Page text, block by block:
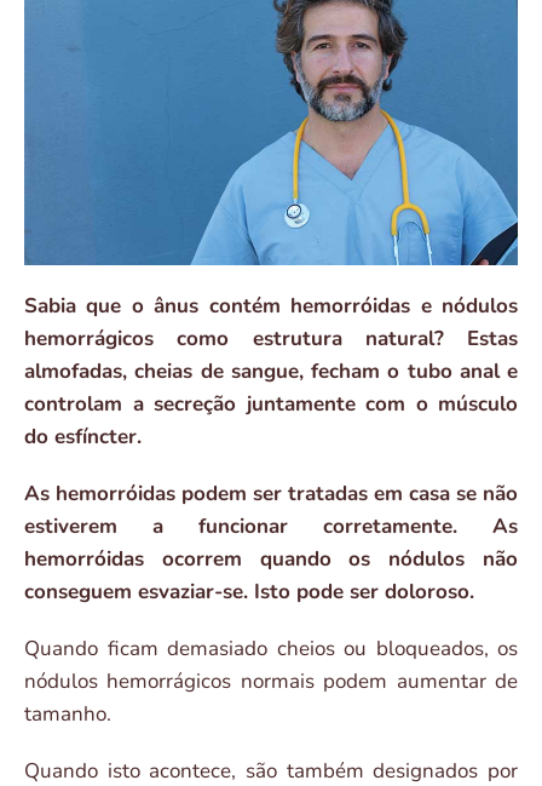
Sabia que o ânus contém hemorróidas e nódulos
hemorrágicos como estrutura natural? Estas
almofadas, cheias de sangue, fecham o tubo anal e
controlam a secreção juntamente com o músculo
do esfíncter.
As hemorróidas podem ser tratadas em casa se não
estiverem a funcionar corretamente. As
hemorróidas ocorrem quando os nódulos não
conseguem esvaziar-se. Isto pode ser doloroso.
Quando ficam demasiado cheios ou bloqueados, os
nódulos hemorrágicos normais podem aumentar de
tamanho.
Quando isto acontece, são também designados por